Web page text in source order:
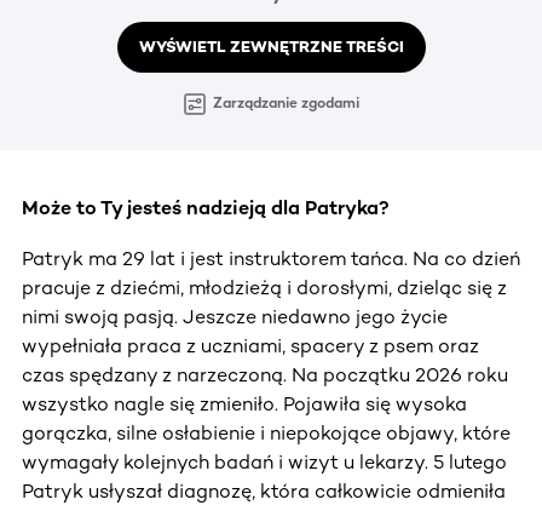
WYŚWIETL ZEWNĘTRZNE TREŚCI
Zarządzanie zgodami
Może to Ty jesteś nadzieją dla Patryka?
Patryk ma 29 lat i jest instruktorem tańca. Na co dzień
pracuje z dziećmi, młodzieżą i dorosłymi, dzieląc się z
nimi swoją pasją. Jeszcze niedawno jego życie
wypełniała praca z uczniami, spacery z psem oraz
czas spędzany z narzeczoną. Na początku 2026 roku
wszystko nagle się zmieniło. Pojawiła się wysoka
gorączka, silne osłabienie i niepokojące objawy, które
wymagały kolejnych badań i wizyt u lekarzy. 5 lutego
Patryk usłyszał diagnozę, która całkowicie odmieniła